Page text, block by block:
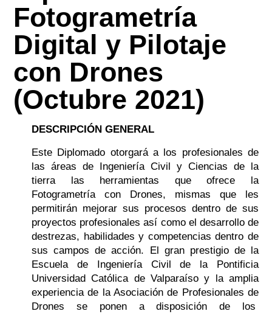
Fotogrametría
Digital y Pilotaje
con Drones
(Octubre 2021)
DESCRIPCIÓN GENERAL
Este Diplomado otorgará a los profesionales de
las áreas de Ingeniería Civil y Ciencias de la
tierra las herramientas que ofrece la
Fotogrametría con Drones, mismas que les
permitirán mejorar sus procesos dentro de sus
proyectos profesionales así como el desarrollo de
destrezas, habilidades y competencias dentro de
sus campos de acción. El gran prestigio de la
Escuela de Ingeniería Civil de la Pontificia
Universidad Católica de Valparaíso y la amplia
experiencia de la Asociación de Profesionales de
Drones se ponen a disposición de los